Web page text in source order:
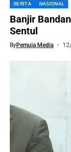
BERITA NASIONAL
Banjir
Sentul
ByPemuja Media